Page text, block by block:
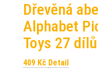
Dřevěná
Alphabet
Toys 27
409 Kč Detail